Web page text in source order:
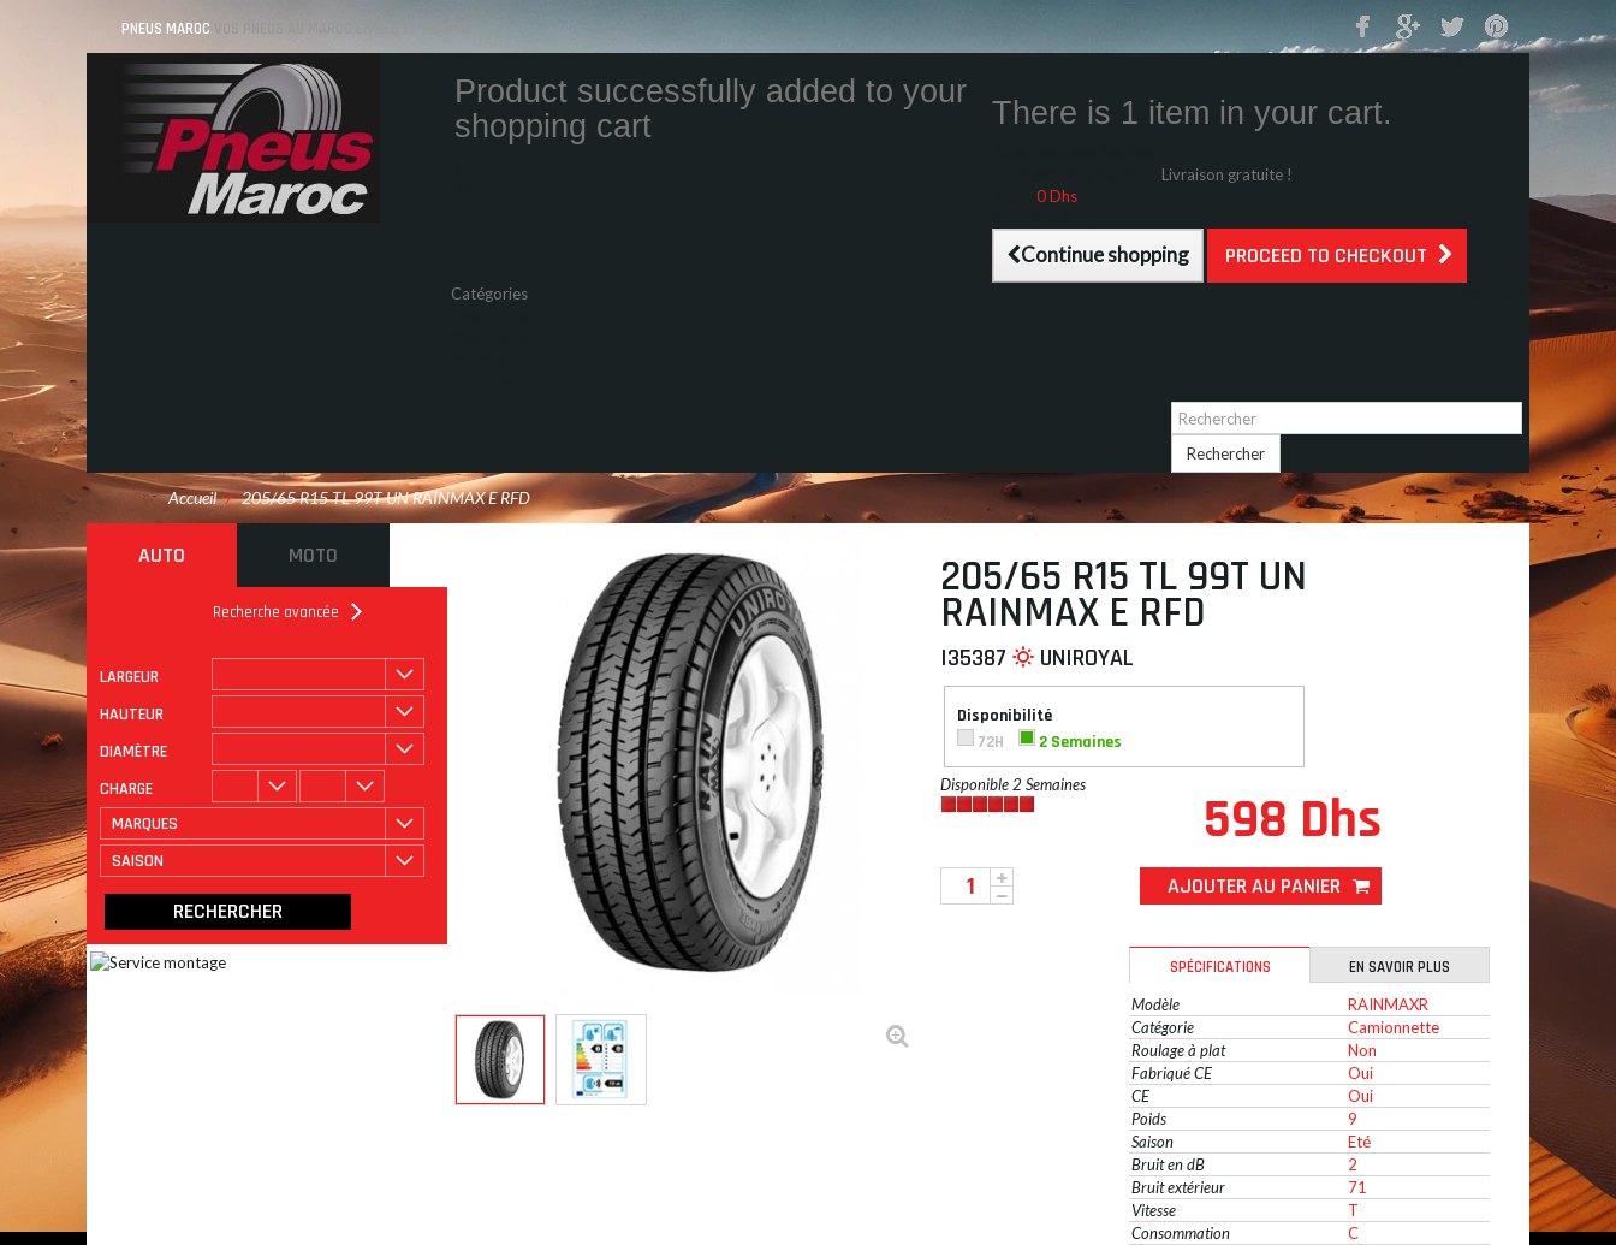
PNEUS MAROC VOS PNEUS AU MAROC LIVRÉS ET MONTÉS
Product successfully added to your
shopping cart
There is 1 item in your cart.
Livraison gratuite !
0 Dhs
Continue shopping PROCEED TO CHECKOUT
Catégories
Rechercher
Accueil / 205/65 R15 TL 99T UN RAINMAX E RFD
AUTO MOTO
Recherche avancée
LARGEUR
HAUTEUR
DIAMÈTRE
CHARGE
MARQUES
SAISON
ROULAGE À PLAT
205/65 R15 TL 99T UN
RAINMAX E RFD
I35387 UNIROYAL
Disponibilité
72H
2 Semaines
Disponible 2 Semaines
598 Dhs
AJOUTER AU PANIER
SPÉCIFICATIONS
EN SAVOIR PLUS
Modèle
RAINMAXR
Catégorie
Camionnette
Roulage à plat
Non
Fabriqué CE
Oui
CE
Oui
Poids
9
Saison
Eté
Bruit en dB
2
Bruit extérieur
71
Vitesse
T
Consommation
C